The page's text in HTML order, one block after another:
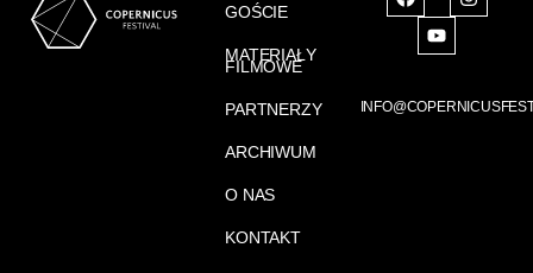
GOŚCIE
MATERIAŁY
FILMOWE
PARTNERZY
ARCHIWUM
O NAS
KONTAKT